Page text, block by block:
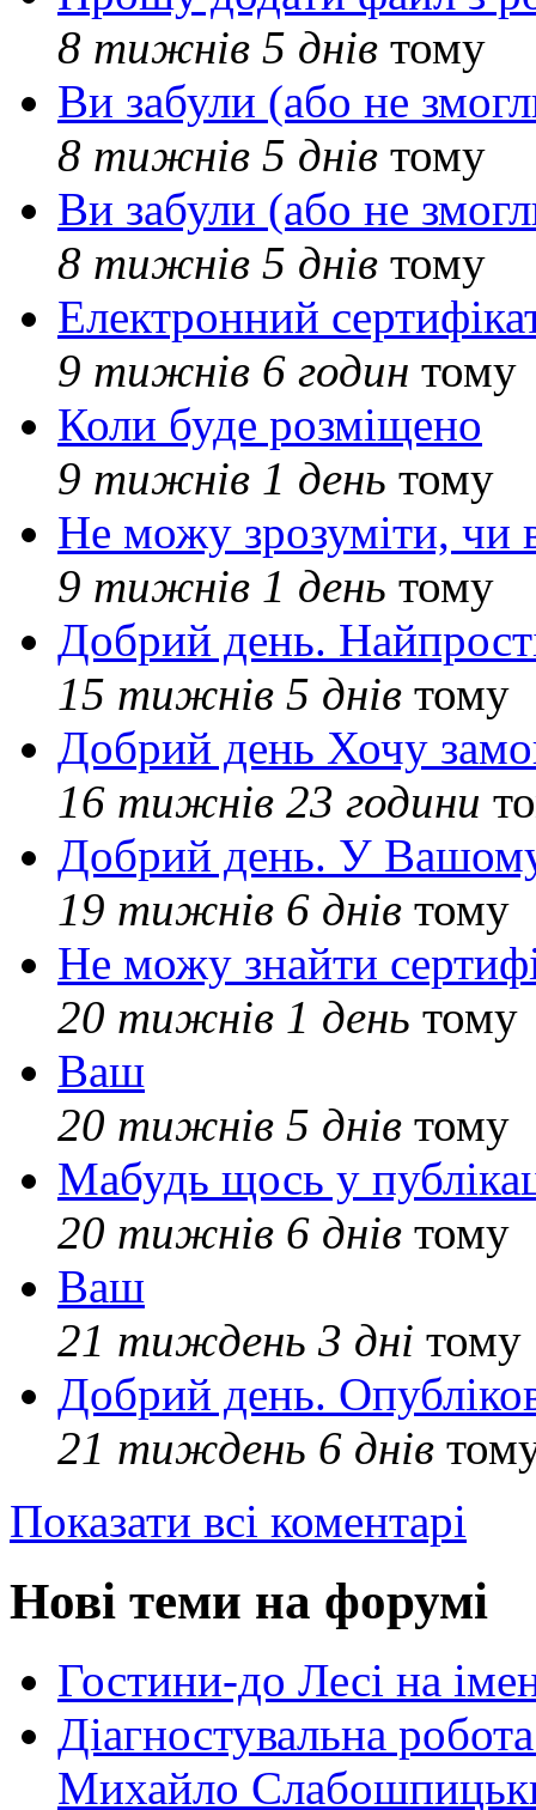
8 тижнів 5 днів тому
Ви забули (або не
8 тижнів 5 днів тому
Ви забули (або не
8 тижнів 5 днів тому
Електронний
9 тижнів 6 годин тому
Коли буде розміщено
9 тижнів 1 день тому
Не можу зрозуміти, чи
9 тижнів 1 день тому
Добрий день.
15 тижнів 5 днів тому
Добрий день Хочу
16 тижнів 23 години
Добрий день. У Вашому
19 тижнів 6 днів тому
Не можу знайти
20 тижнів 1 день тому
Ваш
20 тижнів 5 днів тому
Мабудь щось у
20 тижнів 6 днів тому
Ваш
21 тиждень 3 дні тому
Добрий день.
21 тиждень 6 днів
Показати всі коментарі
Нові теми на форумі
Гостини-до Лесі на
Діагностувальна
Михайло